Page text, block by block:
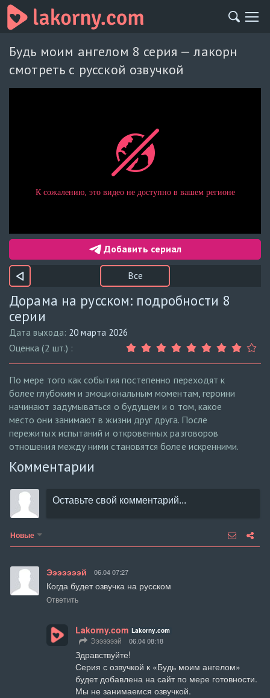
Будь моим ангелом 8 серия — лакорн
смотреть с русской озвучкой
Добавить сериал
Все
Дорама на русском: подробности 8
серии
Дата выхода: 20 марта 2026
Оценка (2 шт.) :
По мере того как события постепенно переходят к
более глубоким и эмоциональным моментам, героини
начинают задумываться о будущем и о том, какое
место они занимают в жизни друг друга. После
пережитых испытаний и откровенных разговоров
отношения между ними становятся более искренними.
Комментарии
Новые
Эээээээй 06.04 07:27
Когда будет озвучка на русском
Ответить
Lakorny.com Lakorny.com
Эээээээй 06.04 08:18
Здравствуйте!
Серия с озвучкой к «Будь моим ангелом»
будет добавлена на сайт по мере готовности.
Мы не занимаемся озвучкой.